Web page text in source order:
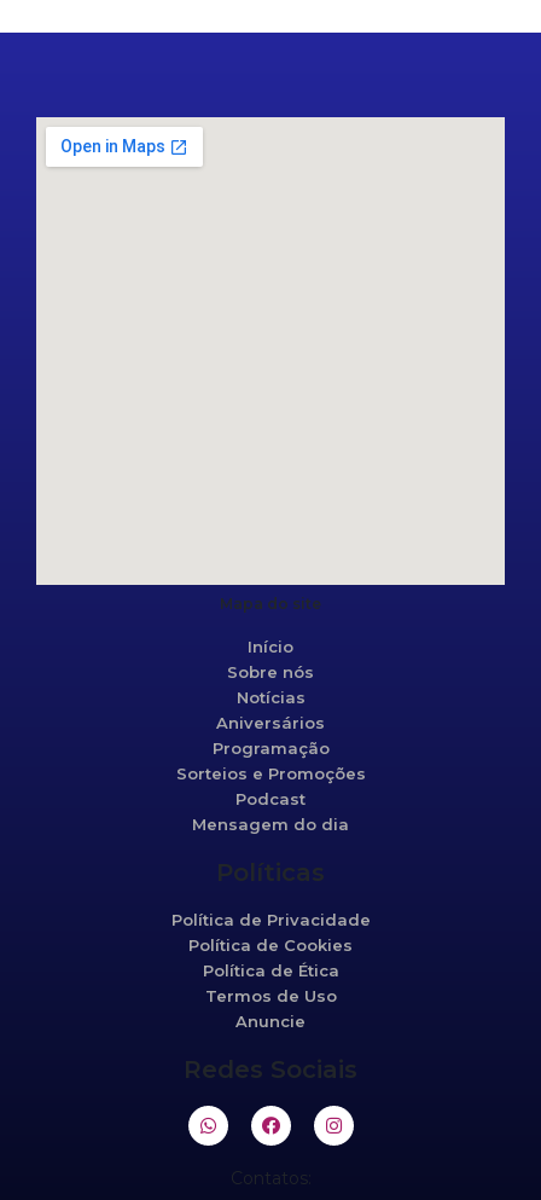
Mapa do site
Início
Sobre nós
Notícias
Aniversários
Programação
Sorteios e Promoções
Podcast
Mensagem do dia
Políticas
Política de Privacidade
Política de Cookies
Política de Ética
Termos de Uso
Anuncie
Redes Sociais
Contatos: